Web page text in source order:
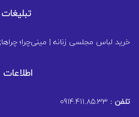
خرید لباس مجلسی زنانه | مینی‌چرا؛
تلفن :